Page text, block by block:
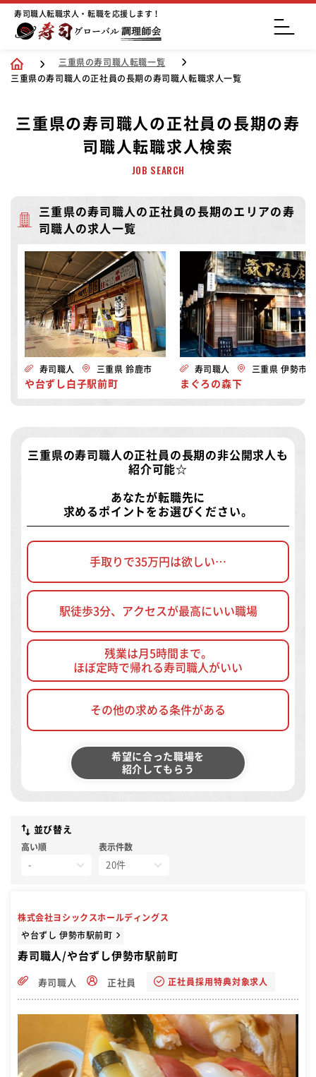
寿司職人転職求人・転職を応援します！
三重県の寿司職人転職一覧
三重県の寿司職人の正社員の長期の寿司職人転職求人一覧
三重県の寿司職人の正社員の長期の寿
司職人転職求人検索
JOB SEARCH
三重県の寿司職人の正社員の長期のエリアの寿
司職人の求人一覧
寿司職人 三重県 鈴鹿市
や台ずし白子駅前町
寿司職人 三重県 伊勢市
まぐろの森下
三重県の寿司職人の正社員の長期の非公開求人 も
紹介可能☆
あなたが転職先に
求めるポイントをお選びください。
手取りで35万円は欲しい…
駅徒歩3分、アクセスが最高にいい職場
残業は月5時間まで。
ほぼ定時で帰れる寿司職人がいい
その他の求める条件がある
希望に合った職場を
紹介してもらう
並び替え
高い順 表示件数
株式会社ヨシックスホールディングス
や台ずし 伊勢市駅前町
寿司職人/や台ずし伊勢市駅前町
寿司職人 正社員 正社員採用特典対象求人